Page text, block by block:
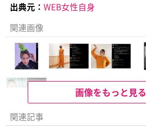
出典元： WEB女性自身
関連画像
画像をもっと見る
関連記事